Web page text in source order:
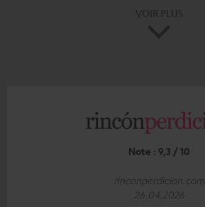
Note : 9,3 / 10
rinconperdicion.com
26.04.2026